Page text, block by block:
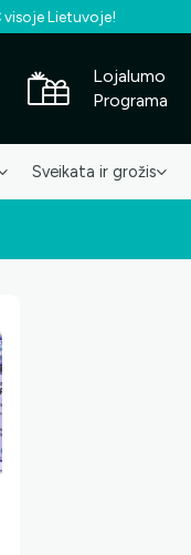
visoje Lietuvoje!
Lojalumo
Programa
Sveikata ir grožis